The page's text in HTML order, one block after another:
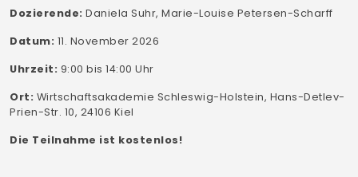
Dozierende: Daniela Suhr, Marie-Louise Petersen-Scharff
Datum: 11. November 2026
Uhrzeit: 9:00 bis 14:00 Uhr
Ort: Wirtschaftsakademie Schleswig-Holstein, Hans-Detlev-
Prien-Str. 10, 24106 Kiel
Die Teilnahme ist kostenlos!